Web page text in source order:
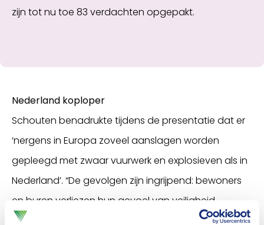
zijn tot nu toe 83 verdachten opgepakt.
Nederland koploper
Schouten benadrukte tijdens de presentatie dat er
‘nergens in Europa zoveel aanslagen worden
gepleegd met zwaar vuurwerk en explosieven als in
Nederland’. “De gevolgen zijn ingrijpend: bewoners
en buren verliezen hun gevoel van veiligheid,
panden raken zwaar beschadigd en de risico’s voor